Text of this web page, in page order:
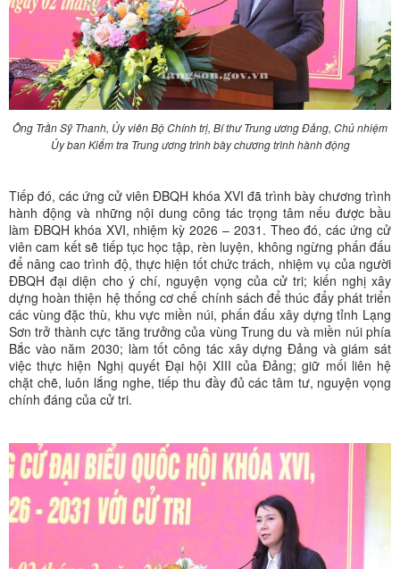
Ông Trần Sỹ Thanh, Ủy viên Bộ Chính trị, Bí thư Trung ương Đảng, Chủ nhiệm
Ủy ban Kiểm tra Trung ương trình bày chương trình hành động
Tiếp đó, các ứng cử viên ĐBQH khóa XVI đã trình bày chương trình
hành động và những nội dung công tác trọng tâm nếu được bầu
làm ĐBQH khóa XVI, nhiệm kỳ 2026 – 2031. Theo đó, các ứng cử
viên cam kết sẽ tiếp tục học tập, rèn luyện, không ngừng phấn đấu
để nâng cao trình độ, thực hiện tốt chức trách, nhiệm vụ của người
ĐBQH đại diện cho ý chí, nguyện vọng của cử tri; kiến nghị xây
dựng hoàn thiện hệ thống cơ chế chính sách để thúc đẩy phát triển
các vùng đặc thù, khu vực miền núi, phấn đấu xây dựng tỉnh Lạng
Sơn trở thành cực tăng trưởng của vùng Trung du và miền núi phía
Bắc vào năm 2030; làm tốt công tác xây dựng Đảng và giám sát
việc thực hiện Nghị quyết Đại hội XIII của Đảng; giữ mối liên hệ
chặt chẽ, luôn lắng nghe, tiếp thu đầy đủ các tâm tư, nguyện vọng
chính đáng của cử tri.